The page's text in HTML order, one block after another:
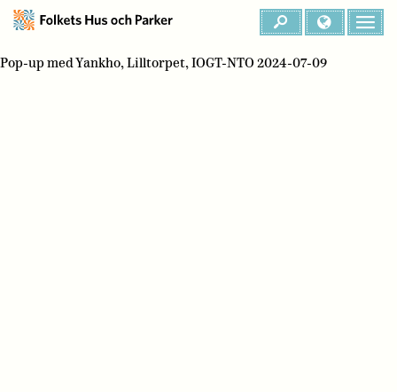
Pop-up med Yankho, Lilltorpet, IOGT-NTO 2024-07-09